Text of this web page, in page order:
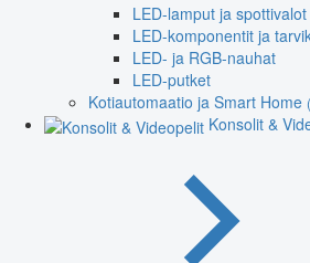
LED-lamput ja spottivalot
LED-komponentit ja
LED- ja RGB-nauhat
LED-putket
Kotiautomaatio ja Smart Home
Konsolit &